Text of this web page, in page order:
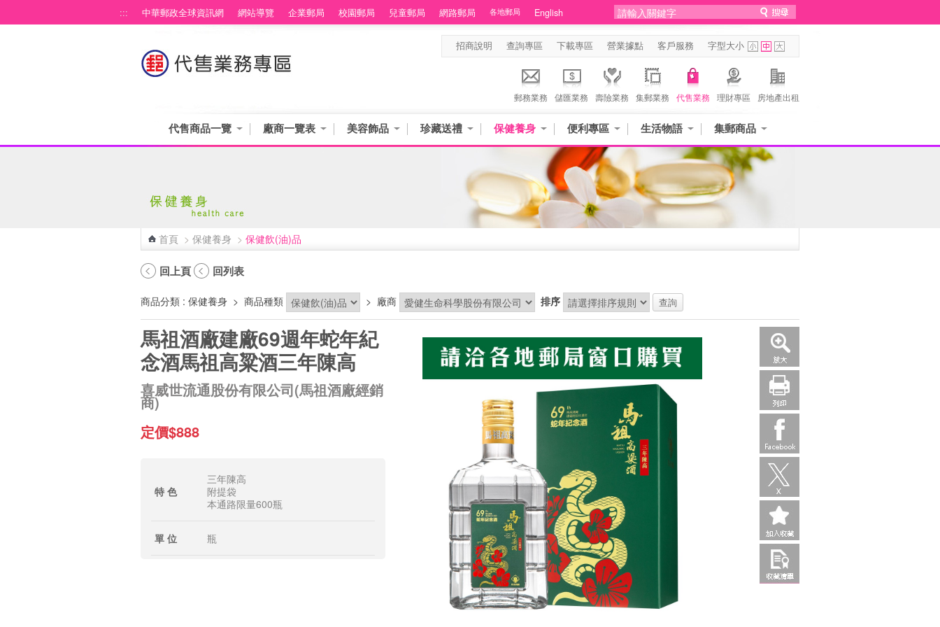
::: 中華郵政全球資訊網 網站導覽 企業郵局 校園郵局 兒童郵局 網路郵局 各地郵局 English
招商說明 查詢專區 下載專區 營業據點 客戶服務 字型大小
郵務業務 儲匯業務 壽險業務 集郵業務 代售業務 理財專區 房地產出租
代售商品一覽 廠商一覽表 美容飾品 珍藏送禮 保健養身 便利專區 生活物語 集郵商品
首頁 > 保健養身 > 保健飲(油)品
回上頁 回列表
商品分類 : 保健養身 > 商品種類 > 廠商 排序
馬祖酒廠建廠69週年蛇年紀
念酒馬祖高粱酒三年陳高
喜威世流通股份有限公司(馬祖酒廠經銷
商)
定價$888
特 色
三年陳高
附提袋
本通路限量600瓶
單 位 瓶